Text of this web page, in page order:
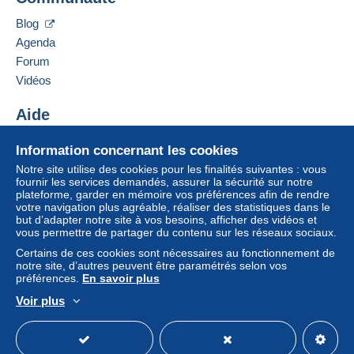
achats : A payer
Un paiement ne passant pas par
paiement integré au site
vendeur à l’acheteur. Un achat non payé peut
entraîner des conséquences au niveau du compte
Si les conditions de vente du vendeur comportent
considérer comme nulles et non avenues. Les
conditions de paiement du site Delcampe, telles
que définies dans lesconditions d’utilisation , sont
les seules applicables.
Les achats doivent être payés dans les 14 jours
vendeur.
Garantie :
Droit de rétractation
l’acheteur.
Pour connaître les délais de retour et de
Pour poser une question, vous devez ouvrir
une session.
Information concernant les cookies
Notre site utilise des cookies pour les finalités suivantes : vous
fournir les services demandés, assurer la sécurité sur notre
plateforme, garder en mémoire vos préférences afin de rendre
votre navigation plus agréable, réaliser des statistiques dans le
but d’adapter notre site à vos besoins, afficher des vidéos et
vous permettre de partager du contenu sur les réseaux sociaux.
Certains de ces cookies sont nécessaires au fonctionnement de
notre site, d’autres peuvent être paramétrés selon vos
préférences. En savoir plus
Voir plus
Blog
Agenda
Forum
Vidéos
Aide
Acheter sur Delcampe
Vendre sur Delcampe
Un site sécurisé